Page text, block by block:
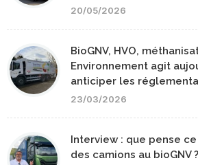
20/05/2026
BioGNV, HVO,
Environnement agit
anticiper les
23/03/2026
Interview : que pense
des camions au bioGNV ?